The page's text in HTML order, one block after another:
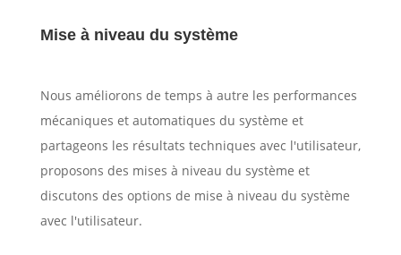
Mise à niveau du système
Nous améliorons de temps à autre les performances
mécaniques et automatiques du système et
partageons les résultats techniques avec l'utilisateur,
proposons des mises à niveau du système et
discutons des options de mise à niveau du système
avec l'utilisateur.